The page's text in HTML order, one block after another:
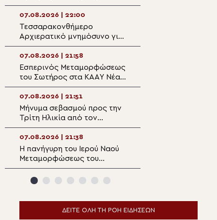
Ομολογητής
07.08.2026 | 22:00
Τεσσαρακονθήμερο
Αρχιερατικό μνημόσυνο για
τον π. Δημήτριο Μαρτσούκο
στον Άγιο Ιωάννη Απιδέας
07.08.2026 | 21:58
Εσπερινός Μεταμορφώσεως
του Σωτήρος στα ΚΑΑΥ Νέας
Περάμου
07.08.2026 | 21:51
Μήνυμα σεβασμού προς την
Τρίτη Ηλικία από τον
Μητροπολίτη Σπάρτης στη
Ρειχέα
07.08.2026 | 21:38
Η πανήγυρη του Ιερού Ναού
Μεταμορφώσεως του
Σωτήρος στη Λέρο
ΔΕΙΤΕ ΟΛΗ ΤΗ ΡΟΗ ΕΙΔΗΣΕΩΝ